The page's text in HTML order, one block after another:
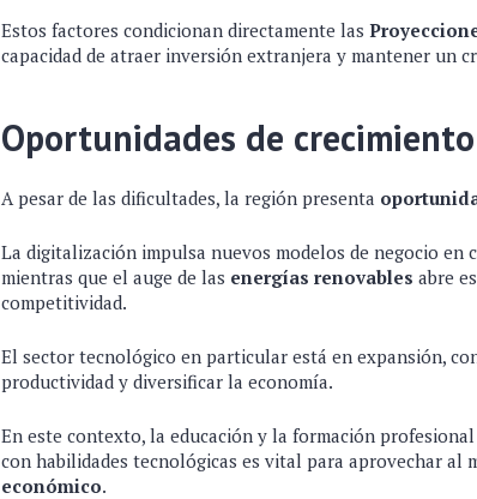
Estos factores condicionan directamente las
capacidad de atraer inversión extranjera y mantener un
Oportunidades de crecimiento
A pesar de las dificultades, la región presenta
La digitalización impulsa nuevos modelos de negocio
mientras que el auge de las energías renovables abre
competitividad.
El sector tecnológico en particular está en expansión,
productividad y diversificar la economía.
En este contexto, la educación y la formación
con habilidades tecnológicas es vital para aprovechar al
económico.